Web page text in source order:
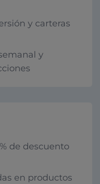
y carteras
y
de descuento
en productos